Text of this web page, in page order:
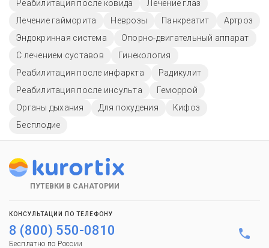
Реабилитация после ковида
Лечение глаз
Лечение гайморита
Неврозы Панкреатит
Артроз
Эндокринная система
Опорно-двигательный аппарат
С лечением суставов
Гинекология
Реабилитация после инфаркта
Радикулит
Реабилитация после инсульта
Геморрой
Органы дыхания
Для похудения
Кифоз
Бесплодие
ПУТЕВКИ В САНАТОРИИ
КОНСУЛЬТАЦИИ ПО ТЕЛЕФОНУ
8 (800) 550-0810
Бесплатно по России